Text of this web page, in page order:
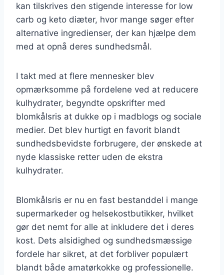
kan tilskrives den stigende interesse for low
carb og keto diæter, hvor mange søger efter
alternative ingredienser, der kan hjælpe dem
med at opnå deres sundhedsmål.
I takt med at flere mennesker blev
opmærksomme på fordelene ved at reducere
kulhydrater, begyndte opskrifter med
blomkålsris at dukke op i madblogs og sociale
medier. Det blev hurtigt en favorit blandt
sundhedsbevidste forbrugere, der ønskede at
nyde klassiske retter uden de ekstra
kulhydrater.
Blomkålsris er nu en fast bestanddel i mange
supermarkeder og helsekostbutikker, hvilket
gør det nemt for alle at inkludere det i deres
kost. Dets alsidighed og sundhedsmæssige
fordele har sikret, at det forbliver populært
blandt både amatørkokke og professionelle.